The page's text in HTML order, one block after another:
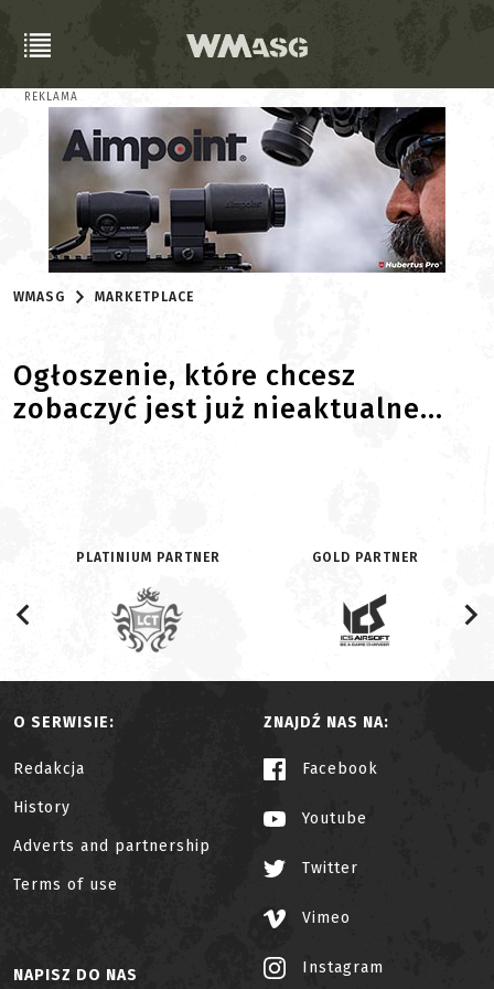
REKLAMA
WMASG MARKETPLACE
Ogłoszenie, które chcesz
zobaczyć jest już nieaktualne...
PLATINIUM PARTNER GOLD PARTNER
O SERWISIE:
Redakcja
History
Adverts and partnership
Terms of use
ZNAJDŹ NAS NA:
Facebook
Youtube
Twitter
Vimeo
Instagram
NAPISZ DO NAS